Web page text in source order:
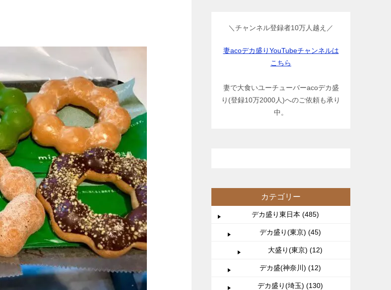
＼チャンネル登録者10万人越え／
妻acoデカ盛りYouTubeチャンネルは
こちら
妻で大食いユーチューバーacoデカ盛
り(登録10万2000人)へのご依頼も承り
中。
カテゴリー
デカ盛り東日本 (485)
デカ盛り(東京) (45)
大盛り(東京) (12)
デカ盛(神奈川) (12)
デカ盛り(埼玉) (130)